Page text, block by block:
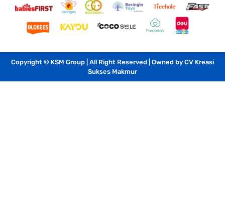
Copyright © KSM Group | All Right Reserved | Owned by CV Kreasi
Sukses Makmur